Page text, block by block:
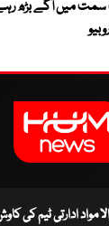
میں آگے بڑھ
مواد ادارتی ٹیم کی